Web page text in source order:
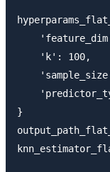
    'k': 100,
}